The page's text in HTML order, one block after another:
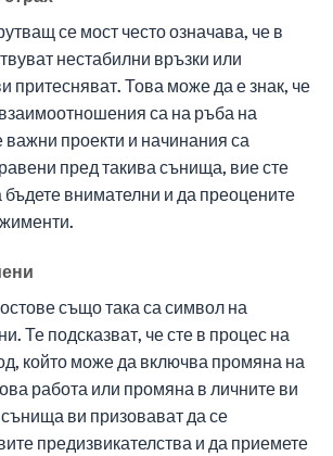
се мост често означава, че в
нестабилни връзки или
притесняват. Това може да е знак, че
са на ръба на
важни проекти и начинания са
пред такива сънища, вие сте
внимателни и да преоцените
също така са символ на
Те подсказват, че сте в процес на
който може да включва промяна на
работа или промяна в личните ви
ви призовават да се
предизвикателства и да приемете